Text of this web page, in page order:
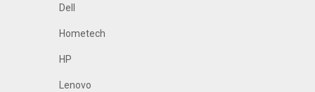
Dell
Hometech
HP
Lenovo